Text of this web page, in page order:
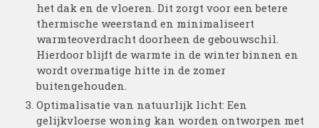
het dak en de vloeren. Dit zorgt voor een betere
thermische weerstand en minimaliseert
warmteoverdracht doorheen de gebouwschil.
Hierdoor blijft de warmte in de winter binnen en
wordt overmatige hitte in de zomer
buitengehouden.
Optimalisatie van natuurlijk licht: Een
gelijkvloerse woning kan worden ontworpen met